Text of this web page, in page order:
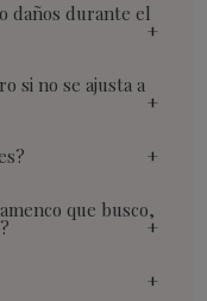
daños durante el
si no se ajusta a
que busco,